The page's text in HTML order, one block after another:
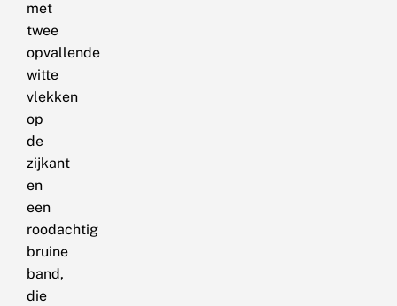
met
twee
opvallende
witte
vlekken
op
de
zijkant
en
een
roodachtig
bruine
band,
die